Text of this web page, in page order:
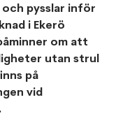
pysslar inför
i Ekerö
om att
utan strul
på
vid